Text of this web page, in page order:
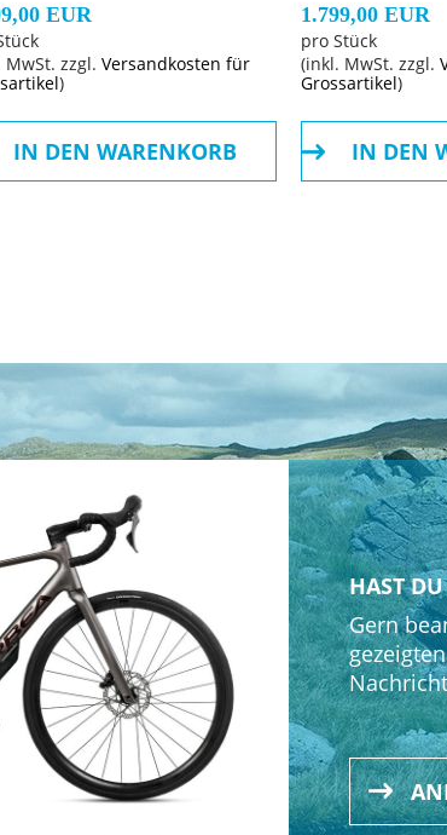
Disc
1-1/8" - 1,5" tappered head tube compatible,
Shadow
Cup
EUR
MwSt. zzgl. Versandkosten für
)
IN DEN WARENKORB
1.799,00 EUR
pro Stück
(inkl. MwSt. zzgl.
Grossartikel)
IN DEN
HAST
Gern